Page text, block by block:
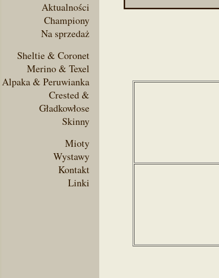
Aktualności
Championy
Na sprzedaż
Sheltie & Coronet
Merino & Texel
Alpaka & Peruwianka
Crested &
Gładkowłose
Skinny
Mioty
Wystawy
Kontakt
Linki